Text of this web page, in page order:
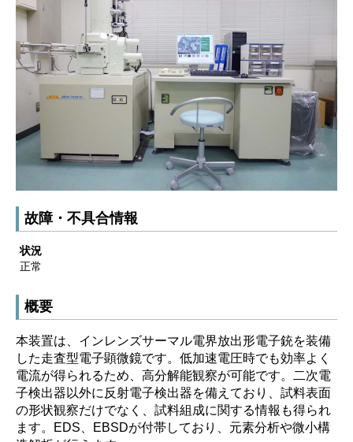
故障・不具合情報
状況
正常
概要
本装置は、インレンズサーマル電界放出形電子銃を装備
した走査型電子顕微鏡です。低加速電圧時でも効率よく
電流が得られるため、高分解能観察が可能です。二次電
子検出器以外に反射電子検出器を備えており、試料表面
の形状観察だけでなく、試料組成に関する情報も得られ
ます。EDS、EBSDが付帯しており、元素分析や微小構